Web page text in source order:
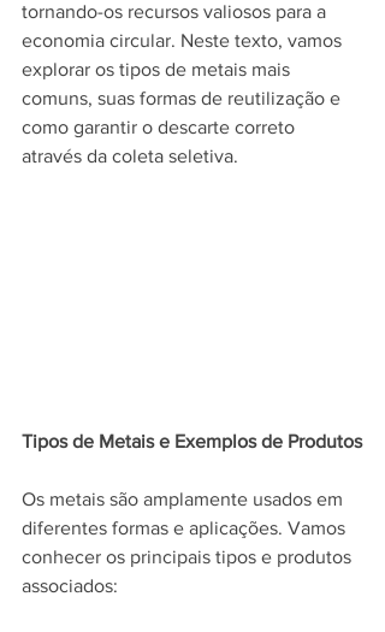
tornando-os recursos valiosos para a
economia circular. Neste texto, vamos
explorar os tipos de metais mais
comuns, suas formas de reutilização e
como garantir o descarte correto
através da coleta seletiva.
Tipos de Metais e Exemplos de Produtos
Os metais são amplamente usados em
diferentes formas e aplicações. Vamos
conhecer os principais tipos e produtos
associados: